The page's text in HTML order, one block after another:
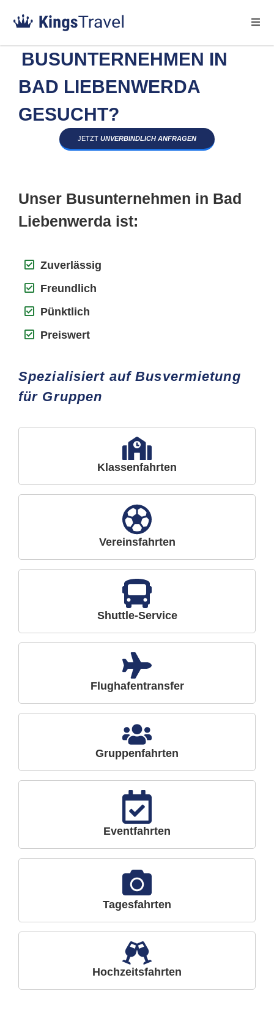
BUSUNTERNEHMEN IN
BAD LIEBENWERDA
GESUCHT?
JETZT UNVERBINDLICH ANFRAGEN
Unser Busunternehmen in Bad
Liebenwerda ist:
Zuverlässig
Freundlich
Pünktlich
Preiswert
Spezialisiert auf Busvermietung
für Gruppen
Klassenfahrten
Vereinsfahrten
Shuttle-Service
Flughafentransfer
Gruppenfahrten
Eventfahrten
Tagesfahrten
Hochzeitsfahrten